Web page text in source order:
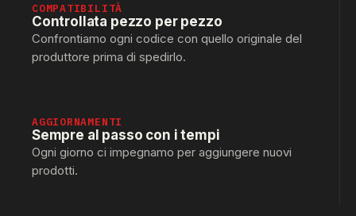
COMPATIBILITÀ
Controllata pezzo per pezzo
Confrontiamo ogni codice con quello originale del
produttore prima di spedirlo.
AGGIORNAMENTI
Sempre al passo con i tempi
Ogni giorno ci impegnamo per aggiungere nuovi
prodotti.